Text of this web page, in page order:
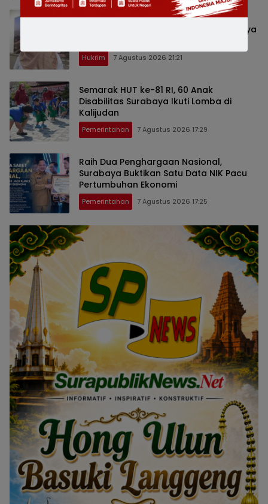
Satpol PP Ungkap Dugaan Modus
Pencurian Kursi Fasum Pemkot Surabaya
Hukrim 7 Agustus 2026 21:21
Semarak HUT ke-81 RI, 60 Anak
Disabilitas Surabaya Ikuti Lomba di
Kalijudan
Pemerintahan 7 Agustus 2026 17:29
Raih Dua Penghargaan Nasional,
Surabaya Buktikan Satu Data NIK Pacu
Pertumbuhan Ekonomi
Pemerintahan 7 Agustus 2026 17:25